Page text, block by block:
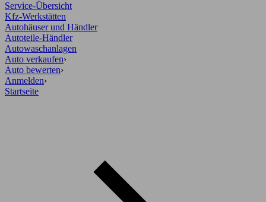
Service-Übersicht
Kfz-Werkstätten
Autohäuser und Händler
Autoteile-Händler
Autowaschanlagen
Auto verkaufen›
Auto bewerten›
Anmelden›
Startseite